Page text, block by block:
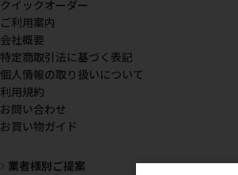
クイックオーダー
ご利用案内
会社概要
特定商取引法に基づく表記
個人情報の取り扱いについて
利用規約
お問い合わせ
お買い物ガイド
業者様別ご提案